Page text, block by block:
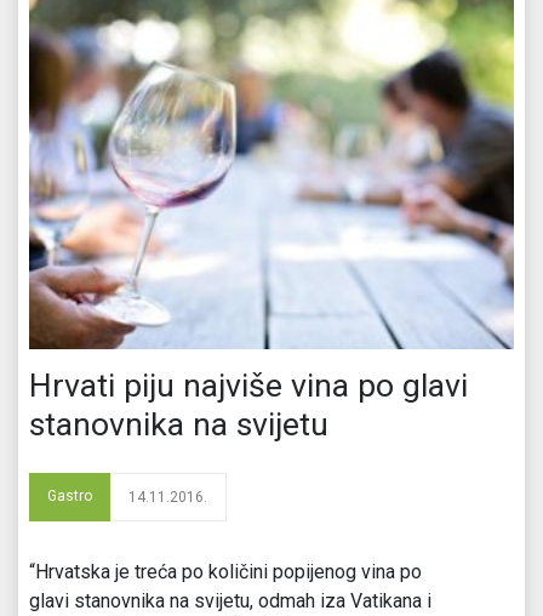
Hrvati piju najviše vina po glavi
stanovnika na svijetu
Gastro 14.11.2016.
“Hrvatska je treća po količini popijenog vina po
glavi stanovnika na svijetu, odmah iza Vatikana i